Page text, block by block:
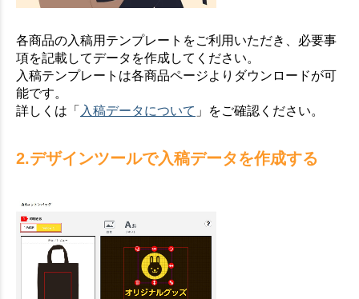
各商品の入稿用テンプレートをご利用いただき、必要事
項を記載してデータを作成してください。
入稿テンプレートは各商品ページよりダウンロードが可
能です。
詳しくは「 入稿データについて 」をご確認ください。
2.デザインツールで入稿データを作成する